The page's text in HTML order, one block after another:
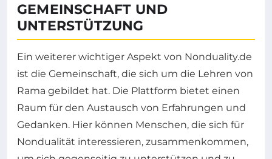
GEMEINSCHAFT UND
UNTERSTÜTZUNG
Ein weiterer wichtiger Aspekt von Nonduality.de
ist die Gemeinschaft, die sich um die Lehren von
Rama gebildet hat. Die Plattform bietet einen
Raum für den Austausch von Erfahrungen und
Gedanken. Hier können Menschen, die sich für
Nondualität interessieren, zusammenkommen,